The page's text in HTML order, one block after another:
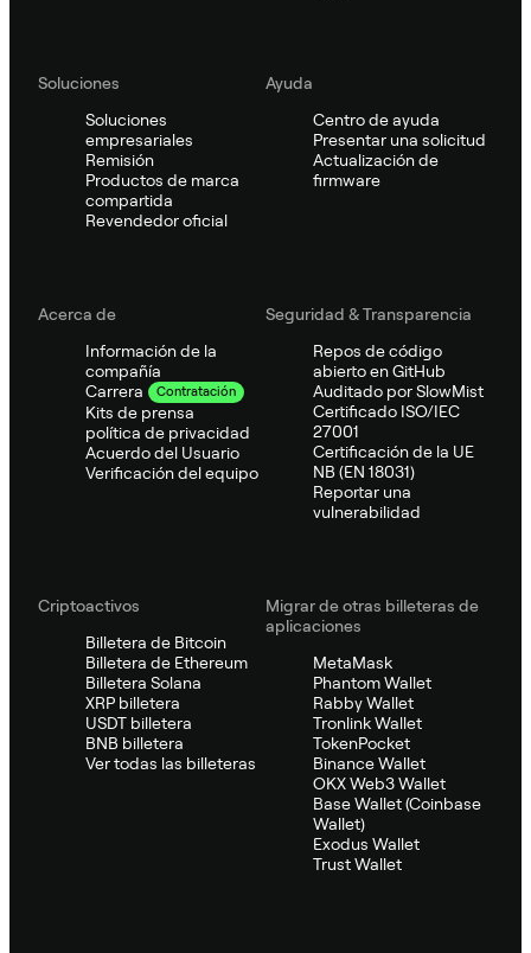
Soluciones
Soluciones
empresariales
Remisión
Productos de marca
compartida
Revendedor oficial
Ayuda
Centro de ayuda
Presentar una solicitud
Actualización de
firmware
Acerca de
Información de la
compañía
Carrera
Contratación
Kits de prensa
política de privacidad
Acuerdo del Usuario
Verificación del equipo
Seguridad & Transparencia
Repos de código
abierto en GitHub
Auditado por SlowMist
Certificado ISO/IEC
27001
Certificación de la UE
NB (EN 18031)
Reportar una
vulnerabilidad
Criptoactivos
Billetera de Bitcoin
Billetera de Ethereum
Billetera Solana
XRP billetera
USDT billetera
BNB billetera
Ver todas las billeteras
Migrar de otras billeteras de
aplicaciones
MetaMask
Phantom Wallet
Rabby Wallet
Tronlink Wallet
TokenPocket
Binance Wallet
OKX Web3 Wallet
Base Wallet (Coinbase
Wallet)
Exodus Wallet
Trust Wallet